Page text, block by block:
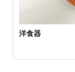
洋食器